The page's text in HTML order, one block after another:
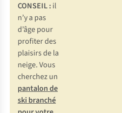
CONSEIL :il
n’y a pas
d’âge pour
profiter des
plaisirs de la
neige. Vous
cherchez un
pantalon de
ski branché